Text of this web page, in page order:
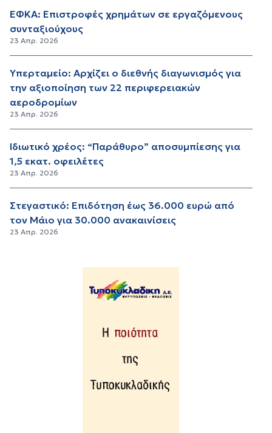
ΕΦΚΑ: Επιστροφές χρημάτων σε εργαζόμενους
συνταξιούχους
23 Απρ. 2026
Υπερταμείο: Αρχίζει ο διεθνής διαγωνισμός για
την αξιοποίηση των 22 περιφερειακών
αεροδρομίων
23 Απρ. 2026
Ιδιωτικό χρέος: “Παράθυρο” αποσυμπίεσης για
1,5 εκατ. οφειλέτες
23 Απρ. 2026
Στεγαστικό: Επιδότηση έως 36.000 ευρώ από
τον Μάιο για 30.000 ανακαινίσεις
23 Απρ. 2026